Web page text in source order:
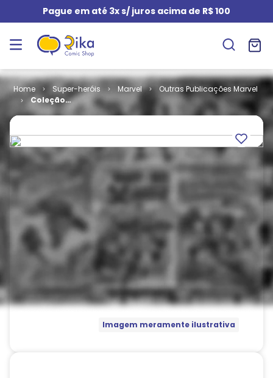
Pague em até 3x s/ juros acima de R$ 100
Super-heróis Marvel
Outras Publicações Marvel
Coleção
Definitiva do
Aranha - 2ª
Imagem meramente ilustrativa